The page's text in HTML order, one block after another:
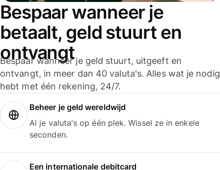
Bespaar wanneer je
betaalt, geld stuurt en
ontvangt
Bespaar wanneer je geld stuurt, uitgeeft en
ontvangt, in meer dan 40 valuta's. Alles wat je nodig
hebt met één rekening, 24/7.
Beheer je geld wereldwijd
Al je valuta's op één plek. Wissel ze in enkele
seconden.
Een internationale debitcard